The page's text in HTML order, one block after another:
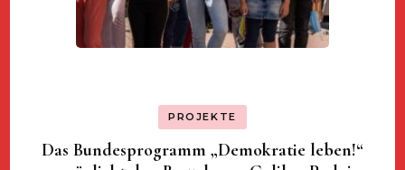
PROJEKTE
Das Bundesprogramm „Demokratie leben!“